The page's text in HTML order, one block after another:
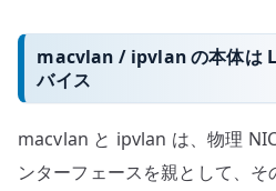
macvlan / ipvlan の本体は
バイス
macvlan と ipvlan は、物理
ンターフェースを親として、そ